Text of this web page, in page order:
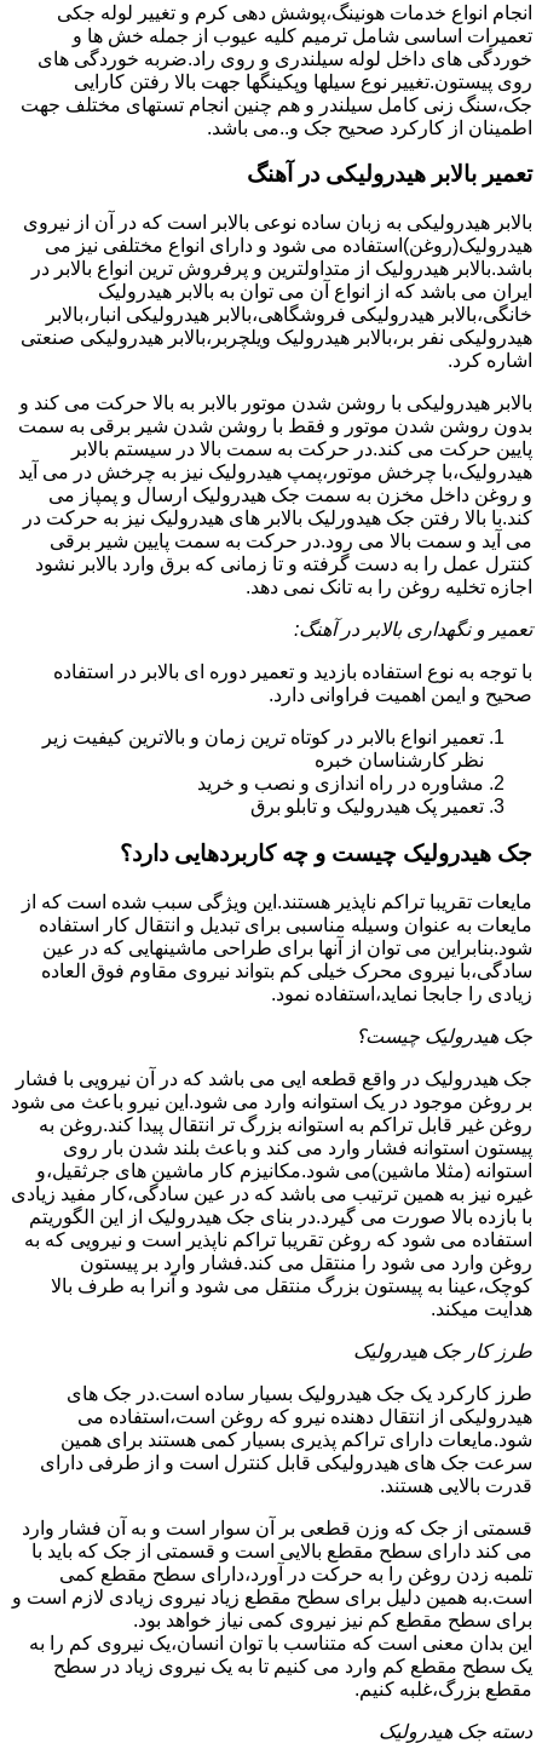
انجام انواع خدمات هونینگ،پوشش دهی کرم و تغییر لوله جکی
تعمیرات اساسی شامل ترمیم کلیه عیوب از جمله خش ها و
خوردگی های داخل لوله سیلندری و روی راد.ضربه خوردگی های
روی پیستون.تغییر نوع سیلها وپکینگها جهت بالا رفتن کارایی
جک،سنگ زنی کامل سیلندر و هم چنین انجام تستهای مختلف جهت
اطمینان از کارکرد صحیح جک و..می باشد.
تعمیر بالابر هیدرولیکی در آهنگ
بالابر هیدرولیکی به زبان ساده نوعی بالابر است که در آن از نیروی
هیدرولیک(روغن)استفاده می شود و دارای انواع مختلفی نیز می
باشد.بالابر هیدرولیک از متداولترین و پرفروش ترین انواع بالابر در
ایران می باشد که از انواع آن می توان به بالابر هیدرولیک
خانگی،بالابر هیدرولیکی فروشگاهی،بالابر هیدرولیکی انبار،بالابر
هیدرولیکی نفر بر،بالابر هیدرولیک ویلچربر،بالابر هیدرولیکی صنعتی
اشاره کرد.
بالابر هیدرولیکی با روشن شدن موتور بالابر به بالا حرکت می کند و
بدون روشن شدن موتور و فقط با روشن شدن شیر برقی به سمت
پایین حرکت می کند.در حرکت به سمت بالا در سیستم بالابر
هیدرولیک،با چرخش موتور،پمپ هیدرولیک نیز به چرخش در می آید
و روغن داخل مخزن به سمت جک هیدرولیک ارسال و پمپاز می
کند.با بالا رفتن جک هیدورلیک بالابر های هیدرولیک نیز به حرکت در
می آید و سمت بالا می رود.در حرکت به سمت پایین شیر برقی
کنترل عمل را به دست گرفته و تا زمانی که برق وارد بالابر نشود
اجازه تخلیه روغن را به تانک نمی دهد.
تعمیر و نگهداری بالابر در آهنگ:
با توجه به نوع استفاده بازدید و تعمیر دوره ای بالابر در استفاده
صحیح و ایمن اهمیت فراوانی دارد.
تعمیر انواع بالابر در کوتاه ترین زمان و بالاترین کیفیت زیر
نظر کارشناسان خبره
مشاوره در راه اندازی و نصب و خرید
تعمیر پک هیدرولیک و تابلو برق
جک هیدرولیک چیست و چه کاربردهایی دارد؟
مایعات تقریبا تراکم ناپذیر هستند.این ویژگی سبب شده است که از
مایعات به عنوان وسیله مناسبی برای تبدیل و انتقال کار استفاده
شود.بنابراین می توان از آنها برای طراحی ماشینهایی که در عین
سادگی،با نیروی محرک خیلی کم بتواند نیروی مقاوم فوق العاده
زیادی را جابجا نماید،استفاده نمود.
جک هیدرولیک چیست؟
جک هیدرولیک در واقع قطعه ایی می باشد که در آن نیرویی با فشار
بر روغن موجود در یک استوانه وارد می شود.این نیرو باعث می شود
روغن غیر قابل تراکم به استوانه بزرگ تر انتقال پیدا کند.روغن به
پیستون استوانه فشار وارد می کند و باعث بلند شدن بار روی
استوانه (مثلا ماشین)می شود.مکانیزم کار ماشین های جرثقیل،و
غیره نیز به همین ترتیب می باشد که در عین سادگی،کار مفید زیادی
با بازده بالا صورت می گیرد.در بنای جک هیدرولیک از این الگوریتم
استفاده می شود که روغن تقریبا تراکم ناپذیر است و نیرویی که به
روغن وارد می شود را منتقل می کند.فشار وارد بر پیستون
کوچک،عینا به پیستون بزرگ منتقل می شود و آنرا به طرف بالا
هدایت میکند.
طرز کار جک هیدرولیک
طرز کارکرد یک جک هیدرولیک بسیار ساده است.در جک های
هیدرولیکی از انتقال دهنده نیرو که روغن است،استفاده می
شود.مایعات دارای تراکم پذیری بسیار کمی هستند برای همین
سرعت جک های هیدرولیکی قابل کنترل است و از طرفی دارای
قدرت بالایی هستند.
قسمتی از جک که وزن قطعی بر آن سوار است و به آن فشار وارد
می کند دارای سطح مقطع بالایی است و قسمتی از جک که باید با
تلمبه زدن روغن را به حرکت در آورد،دارای سطح مقطع کمی
است.به همین دلیل برای سطح مقطع زیاد نیروی زیادی لازم است و
برای سطح مقطع کم نیز نیروی کمی نیاز خواهد بود.
این بدان معنی است که متناسب با توان انسان،یک نیروی کم را به
یک سطح مقطع کم وارد می کنیم تا به یک نیروی زیاد در سطح
مقطع بزرگ،غلبه کنیم.
دسته جک هیدرولیک